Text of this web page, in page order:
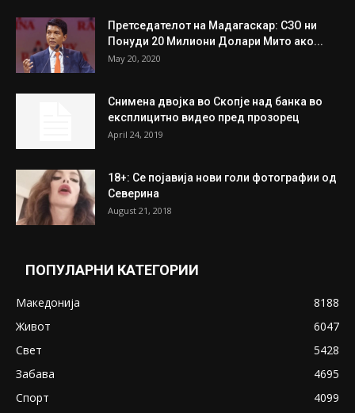
Претседателот на Мадагаскар: СЗО ни
Понуди 20 Милиони Долари Мито ако...
May 20, 2020
Снимена двојка во Скопје над банка во
експлицитно видео пред прозорец
April 24, 2019
18+: Се појавија нови голи фотографии од
Северина
August 21, 2018
ПОПУЛАРНИ КАТЕГОРИИ
Македонија
8188
Живот
6047
Свет
5428
Забава
4695
Спорт
4099